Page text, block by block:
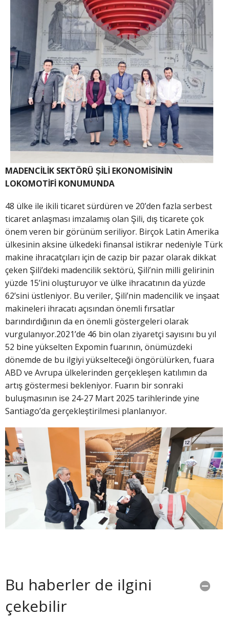
MADENCİLİK SEKTÖRÜ ŞİLİ EKONOMİSİNİN
LOKOMOTİFİ KONUMUNDA
48 ülke ile ikili ticaret sürdüren ve 20’den fazla serbest
ticaret anlaşması imzalamış olan Şili, dış ticarete çok
önem veren bir görünüm seriliyor. Birçok Latin Amerika
ülkesinin aksine ülkedeki finansal istikrar nedeniyle Türk
makine ihracatçıları için de cazip bir pazar olarak dikkat
çeken Şili’deki madencilik sektörü, Şili’nin milli gelirinin
yüzde 15’ini oluşturuyor ve ülke ihracatının da yüzde
62’sini üstleniyor. Bu veriler, Şili’nin madencilik ve inşaat
makineleri ihracatı açısından önemli fırsatlar
barındırdığının da en önemli göstergeleri olarak
vurgulanıyor.2021’de 46 bin olan ziyaretçi sayısını bu yıl
52 bine yükselten Expomin fuarının, önümüzdeki
dönemde de bu ilgiyi yükselteceği öngörülürken, fuara
ABD ve Avrupa ülkelerinden gerçekleşen katılımın da
artış göstermesi bekleniyor. Fuarın bir sonraki
buluşmasının ise 24-27 Mart 2025 tarihlerinde yine
Santiago’da gerçekleştirilmesi planlanıyor.
Bu haberler de ilgini
çekebilir